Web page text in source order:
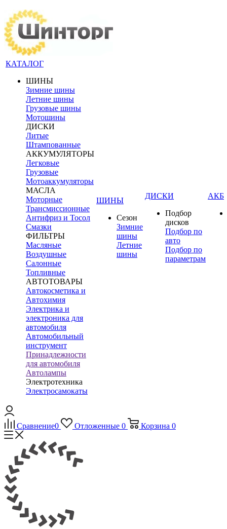
КАТАЛОГ
ШИНЫ
Зимние шины
Летние шины
Грузовые шины
Мотошины
ДИСКИ
Литые
Штампованные
АККУМУЛЯТОРЫ
Легковые
Грузовые
Мотоаккумуляторы
МАСЛА
Моторные
Трансмиссионные
Антифриз и Тосол
Смазки
ФИЛЬТРЫ
Масляные
Воздушные
Салонные
Топливные
АВТОТОВАРЫ
Автокосметика и
Автохимия
Электрика и
электроника для
автомобиля
Автомобильный
инструмент
Принадлежности
для автомобиля
Автолампы
Электротехника
Электросамокаты
ШИНЫ
Сезон
Зимние
шины
Летние
шины
ДИСКИ
Подбор
дисков
Подбор по
авто
Подбор по
параметрам
АКБ
Сравнение0 Отложенные 0 Корзина 0